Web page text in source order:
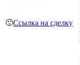
🙂Ссылка на сделку